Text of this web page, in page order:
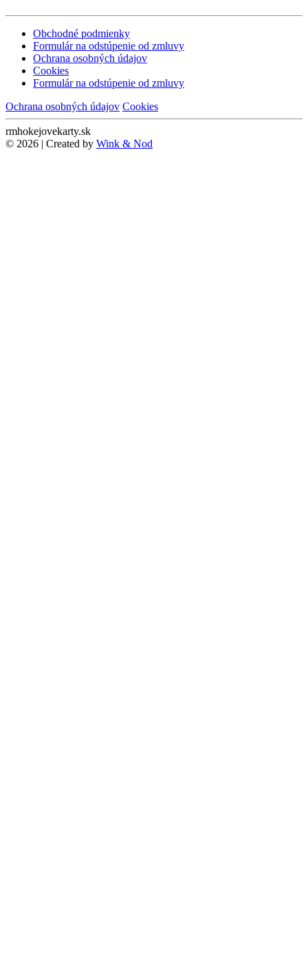
Obchodné podmienky
Formulár na odstúpenie od zmluvy
Ochrana osobných údajov
Cookies
Formulár na odstúpenie od zmluvy
Ochrana osobných údajov Cookies
rmhokejovekarty.sk
© 2026 | Created by Wink & Nod